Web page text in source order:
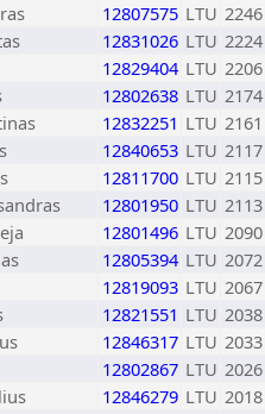
12807575 LTU 2246
12831026 LTU 2224
12829404 LTU 2206
12802638 LTU 2174
12832251 LTU 2161
12840653 LTU 2117
12811700 LTU 2115
12801950 LTU 2113
12801496 LTU 2090
12805394 LTU 2072
12819093 LTU 2067
12821551 LTU 2038
12846317 LTU 2033
12802867 LTU 2026
12846279 LTU 2018